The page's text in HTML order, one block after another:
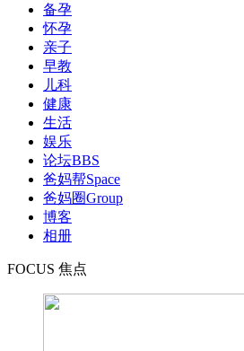
备孕
怀孕
亲子
早教
儿科
健康
生活
娱乐
论坛BBS
爸妈帮Space
爸妈圈Group
博客
相册
FOCUS 焦点